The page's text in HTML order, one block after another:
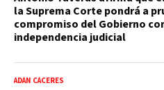
la Suprema Corte pondrá a
compromiso del Gobierno
independencia judicial
ADÁN CÁCERES